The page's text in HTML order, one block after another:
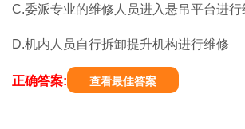
C.委派专业的维修人员进入悬吊平台进行
D.机内人员自行拆卸提升机构进行维修
正确答案: 查看最佳答案